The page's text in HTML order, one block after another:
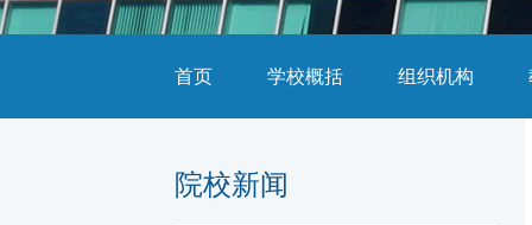
首页 学校概括 组织机构
院校新闻